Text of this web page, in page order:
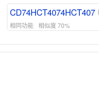
CD74HCT4074HCT407
相同功能 相似度 70%
CD74HCT4D74HDCT40